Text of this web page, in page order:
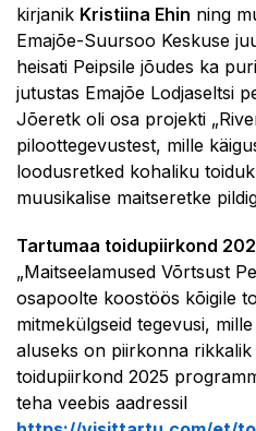
kirjanik Kristiina Ehin ning
Emajõe-Suursoo Keskuse
heisati Peipsile jõudes ka
jutustas Emajõe Lodjaseltsi
Jõeretk oli osa projekti
piloottegevustest, mille
loodusretked kohaliku
muusikalise maitseretke
Tartumaa toidupiirkond
„Maitseelamused Võrtsust
osapoolte koostöös kõigile
mitmekülgseid tegevusi,
aluseks on piirkonna
toidupiirkond 2025
teha veebis aadressil